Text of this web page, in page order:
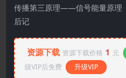
传播第三原理——信号能量原理
后记
资源下载 资源下载价格 1 元
级VIP后免费
升级VIP